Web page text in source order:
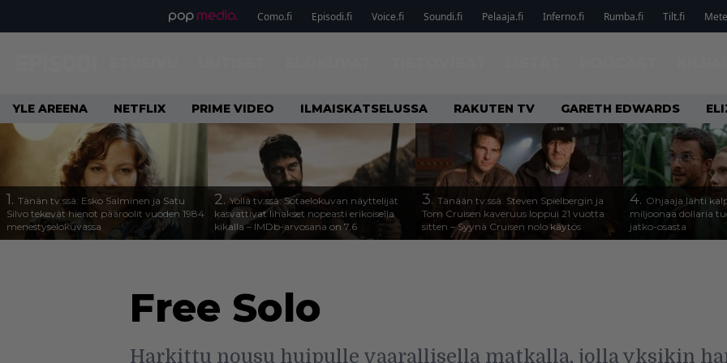
Como.fi Episodi.fi Voice.fi Soundi.fi Pelaaja.fi Inferno.fi Rumba.fi Tilt.fi
YLE AREENA NETFLIX PRIME VIDEO ILMAISKATSELUSSA RAKUTEN TV GARETH EDWARDS
1. Tänän tv:ssä: Esko Salminen ja Satu
Silvo tekevät hienot pääroolit vuoden 1984
menestyselokuvassa
2. Yöllä tv:ssä: Sotaelokuvan näyttelijät
kasvattivat lihakset nopeasti erikoisella
kikalla – IMDb-arvosana on 7,6
3. Tänään tv:ssä: Steven Spielbergin ja
Tom Cruisen kaveruus loppui 21 vuotta
sitten – Syynä Cruisen nolo käytös
4. Ohjaaja lähti
miljoonaa dollaria
jatko-osasta
Free Solo
Harkittu nousu huipulle vaarallisella matkalla, jolla yksikin